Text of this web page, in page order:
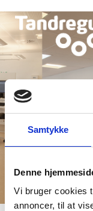
Samtykke
Denne
Vi bruger cookies
annoncer, til at